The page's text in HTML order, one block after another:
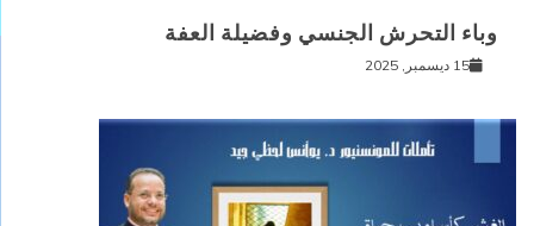
وباء التحرش الجنسي وفضيلة العفة
15 ديسمبر, 2025